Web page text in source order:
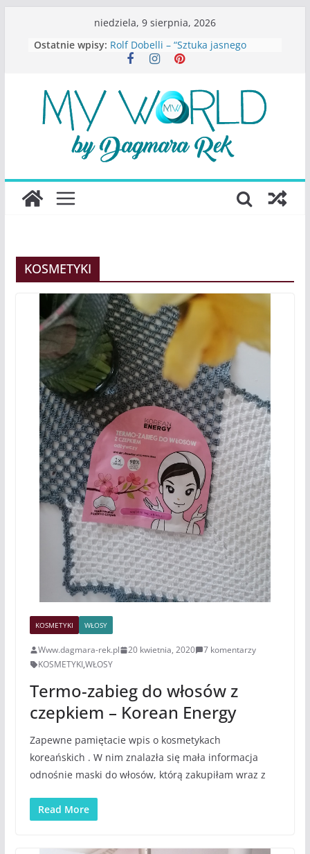
niedziela, 9 sierpnia, 2026
Ostatnie wpisy: Rolf Dobelli – “Sztuka jasnego
myślenia”
Konstancina. Sekrety seksbiznesu”
Katarzyna Lewandowicz – Zanim
straciliśmy siebie
Judith Joseph – “Wysoko
funkcjonująca depresja”
S.Wynn-Williams – “Bezwzględni. O
największego portalu
KOSMETYKI
KOSMETYKI WŁOSY
Www.dagmara-rek.pl 20 kwietnia, 2020
7 komentarzy
KOSMETYKI,WŁOSY
Termo-zabieg do włosów z
czepkiem – Korean Energy
Zapewne pamiętacie wpis o kosmetykach
koreańskich . W nim znalazła się mała informacja
odnośnie maski do włosów, którą zakupiłam wraz z
Read More